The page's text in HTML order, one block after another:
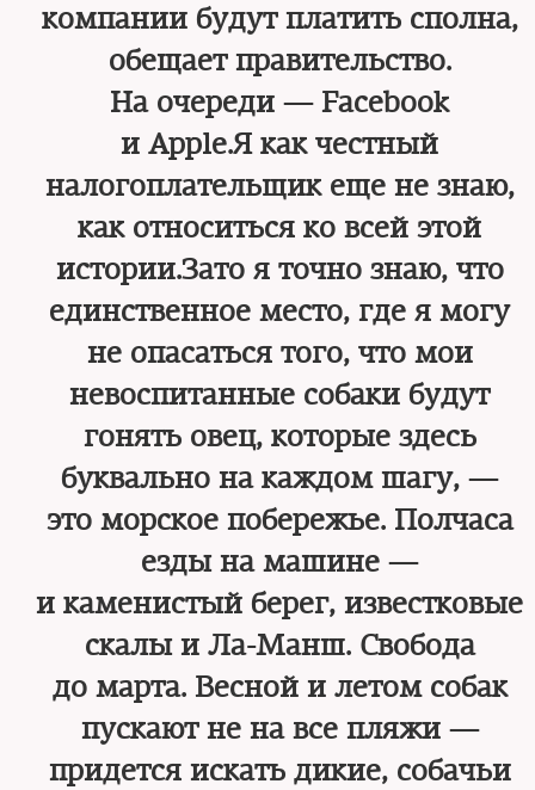
компании будут платить сполна,
обещает правительство.
На очереди — Facebook
и Apple.Я как честный
налогоплательщик еще не знаю,
как относиться ко всей этой
истории.Зато я точно знаю, что
единственное место, где я могу
не опасаться того, что мои
невоспитанные собаки будут
гонять овец, которые здесь
буквально на каждом шагу, —
это морское побережье. Полчаса
езды на машине —
и каменистый берег, известковые
скалы и Ла-Манш. Свобода
до марта. Весной и летом собак
пускают не на все пляжи —
придется искать дикие, собачьи